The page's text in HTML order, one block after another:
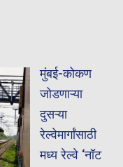
मुंबई-कोकण
जोडणाऱ्या
दुसऱ्या
रेल्वेमार्गांसाठी
मध्य रेल्वे ‘नॉट